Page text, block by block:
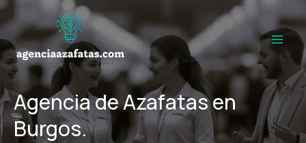
Ir
al
contenido
Main
Agencia de Azafatas en
Burgos.